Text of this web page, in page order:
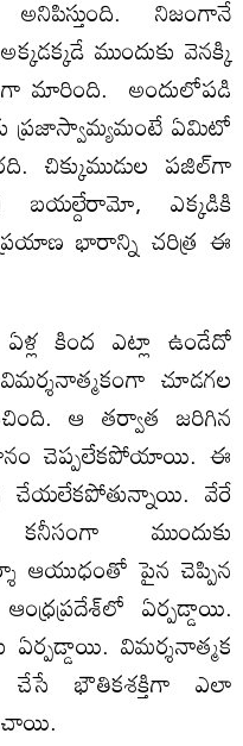
నిజంగానే
ముందుకు వెనక్కి
మారింది. అందులోపడి
ప్రజాస్వామ్యమంటే ఏమిటో
చిక్కుముడుల పజిల్‌గా
ఎక్కడికి
భారాన్ని చరిత్ర ఈ
కింద ఎట్లా ఉండేదో
చూడగల
ఆ తర్వాత జరిగిన
చెప్పలేకపోయాయి. ఈ
చేయలేకపోతున్నాయి. వేరే
ముందుకు
ఆయుధంతో పైన చెప్పిన
ఏర్పడ్డాయి.
ఏర్పడ్డాయి. విమర్శనాత్మక
చేసే భౌతికశక్తిగా ఎలా